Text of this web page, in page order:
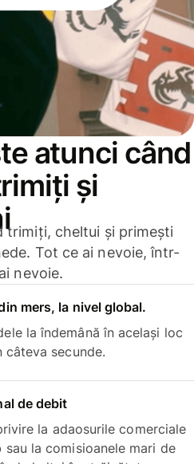
atunci când
și
trimiți, cheltui și primești
Tot ce ai nevoie, într-
nevoie.
mers, la nivel global.
la îndemână în același loc
secunde.
de debit
la adaosurile comerciale
sau la comisioanele mari de